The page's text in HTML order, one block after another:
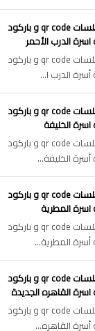
أجندة جلسات qr code و باركود
الدرب الأحمر
أجندة جلسات qr code و باركود
الدرب ا...
أجندة جلسات qr code و باركود
الخليفة
أجندة جلسات qr code و باركود
الخليفة...
أجندة جلسات qr code و باركود
المطرية
أجندة جلسات qr code و باركود
المطرية...
أجندة جلسات qr code و باركود
القاهره الجديدة
أجندة جلسات qr code و باركود
القاهره...